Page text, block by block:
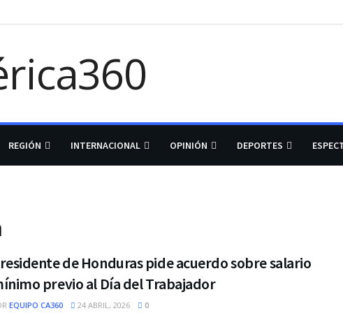
REGIÓN INTERNACIONAL OPINIÓN DEPORTES
de Honduras pide acuerdo sobre salario
previo al Día del Trabajador
EQUIPO CA360 24 ABRIL, 2026 0